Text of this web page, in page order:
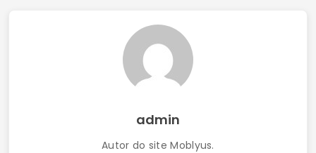
admin
Autor do site Moblyus.